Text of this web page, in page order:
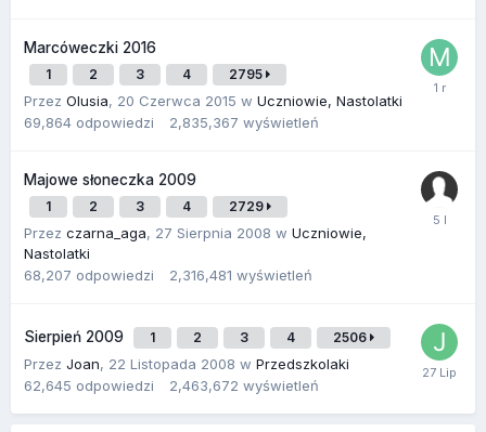
Marcóweczki 2016
1 2 3 4 2795
Przez Olusia, 20 Czerwca 2015 w Uczniowie, Nastolatki
69,864 odpowiedzi 2,835,367 wyświetleń
Majowe słoneczka 2009
1 2 3 4 2729
Przez czarna_aga, 27 Sierpnia 2008 w Uczniowie,
Nastolatki
68,207 odpowiedzi 2,316,481 wyświetleń
Sierpień 2009 1 2 3 4 2506
Przez Joan, 22 Listopada 2008 w Przedszkolaki
62,645 odpowiedzi 2,463,672 wyświetleń